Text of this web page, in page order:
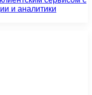
и аналитики